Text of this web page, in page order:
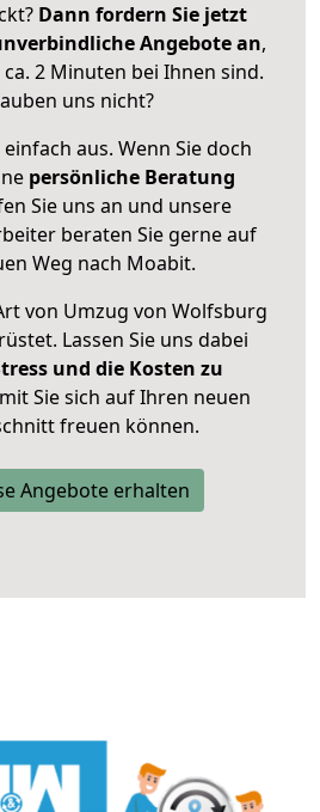
Dann fordern Sie jetzt
Angebote an,
2 Minuten bei Ihnen sind.
uns nicht?
aus. Wenn Sie doch
persönliche Beratung
Sie uns an und unsere
beraten Sie gerne auf
Weg nach Moabit.
von Umzug von Wolfsburg
Lassen Sie uns dabei
und die Kosten zu
Sie sich auf Ihren neuen
freuen können.
Angebote erhalten